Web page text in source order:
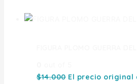
$14.000 El precio original